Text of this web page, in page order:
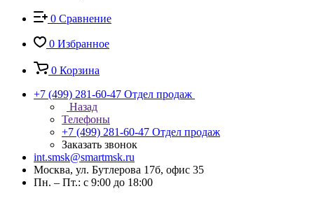
0 Сравнение
0 Избранное
0 Корзина
+7 (499) 281-60-47 Отдел продаж
Назад
Телефоны
+7 (499) 281-60-47 Отдел продаж
Заказать звонок
int.smsk@smartmsk.ru
Москва, ул. Бутлерова 17б, офис 35
Пн. – Пт.: с 9:00 до 18:00